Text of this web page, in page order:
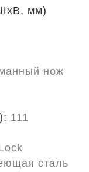
мм)
нож
111
сталь